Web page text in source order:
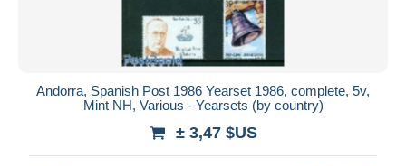
Andorra, Spanish Post 1986 Yearset 1986, complete, 5v,
Mint NH, Various - Yearsets (by country)
± 3,47 $US